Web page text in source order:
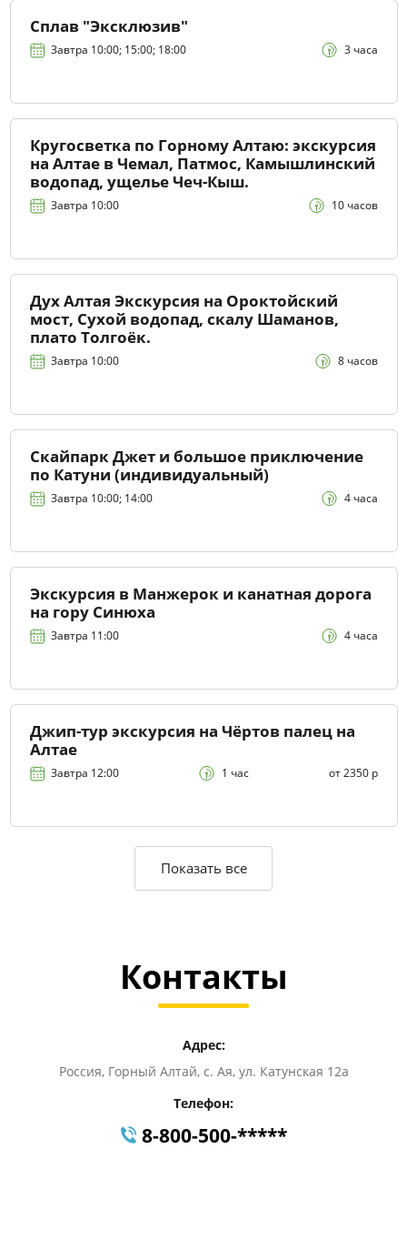
Сплав "Эксклюзив"
Завтра 10:00; 15:00; 18:00 3 часа
Кругосветка по Горному Алтаю: экскурсия
на Алтае в Чемал, Патмос, Камышлинский
водопад, ущелье Чеч-Кыш.
Завтра 10:00 10 часов
Дух Алтая Экскурсия на Ороктойский
мост, Сухой водопад, скалу Шаманов,
плато Толгоёк.
Завтра 10:00 8 часов
Скайпарк Джет и большое приключение
по Катуни (индивидуальный)
Завтра 10:00; 14:00 4 часа
Экскурсия в Манжерок и канатная дорога
на гору Синюха
Завтра 11:00 4 часа
Джип-тур экскурсия на Чёртов палец на
Алтае
Завтра 12:00 1 час от 2350 р
Показать все
Контакты
Адрес:
Россия, Горный Алтай, с. Ая, ул. Катунская 12а
Телефон:
8-800-500-*****